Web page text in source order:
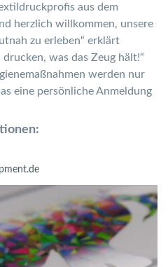
aus dem
herzlich willkommen, unsere
zu erleben“ erklärt
was das Zeug hält!“
werden nur
eine persönliche Anmeldung